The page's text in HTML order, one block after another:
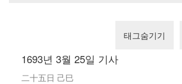
태그숨기기
1693년 3월 25일 기사
二十五日 己巳